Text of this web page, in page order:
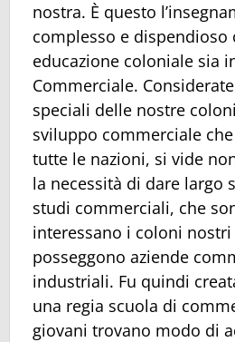
nostra. È questo
complesso e dispendioso
educazione coloniale sia
Commerciale.
speciali delle nostre
sviluppo commerciale
tutte le nazioni, si vide
la necessità di dare largo
studi commerciali, che
interessano i coloni nostri
posseggono aziende
industriali. Fu quindi
una regia scuola di
giovani trovano modo di